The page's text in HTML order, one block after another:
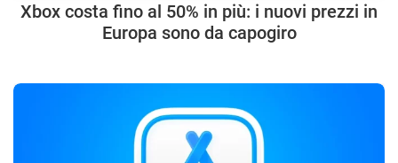
Xbox costa fino al 50% in più: i nuovi prezzi in
Europa sono da capogiro